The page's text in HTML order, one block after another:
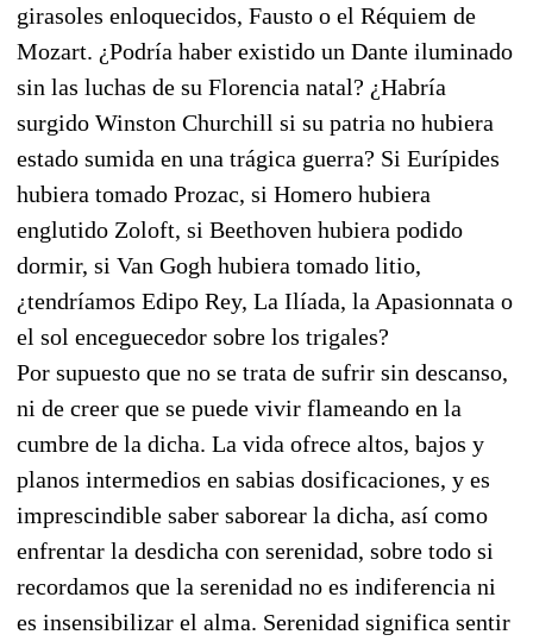
girasoles enloquecidos, Fausto o el Réquiem de
Mozart. ¿Podría haber existido un Dante iluminado
sin las luchas de su Florencia natal? ¿Habría
surgido Winston Churchill si su patria no hubiera
estado sumida en una trágica guerra? Si Eurípides
hubiera tomado Prozac, si Homero hubiera
englutido Zoloft, si Beethoven hubiera podido
dormir, si Van Gogh hubiera tomado litio,
¿tendríamos Edipo Rey, La Ilíada, la Apasionnata o
el sol enceguecedor sobre los trigales?
Por supuesto que no se trata de sufrir sin descanso,
ni de creer que se puede vivir flameando en la
cumbre de la dicha. La vida ofrece altos, bajos y
planos intermedios en sabias dosificaciones, y es
imprescindible saber saborear la dicha, así como
enfrentar la desdicha con serenidad, sobre todo si
recordamos que la serenidad no es indiferencia ni
es insensibilizar el alma. Serenidad significa sentir